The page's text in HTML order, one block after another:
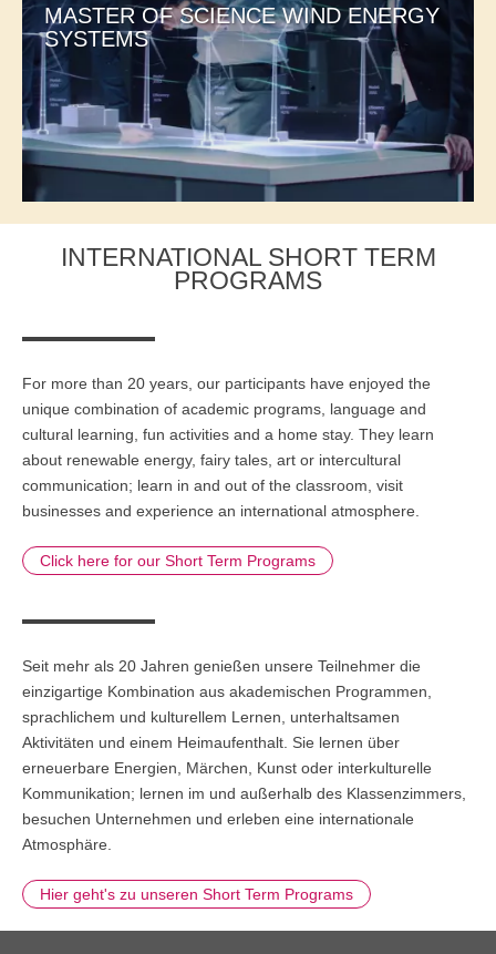
Anmelden Übersicht
Innovation & Entrepreneurship
Anmelden Übersicht
Planung des ÖPNV
Übersicht
Organisation, Wettbewerb und Recht im ÖPNV
Übersicht
Planung, Betrieb und Steuerung von Produktions- und
Logistiksystemen
Übersicht
Qualitätsmanagement in Entwicklung, Planung, Produktion und
Informationsmanagement in Produktion und Logistik
Studienprogramme Energie-Bauen-Umwelt
Übersicht
MASTER OF SCIENCE WIND ENERGY
SYSTEMS
INTERNATIONAL SHORT TERM
PROGRAMS
For more than 20 years, our participants have enjoyed the
unique combination of academic programs, language and
cultural learning, fun activities and a home stay. They learn
about renewable energy, fairy tales, art or intercultural
communication; learn in and out of the classroom, visit
businesses and experience an international atmosphere.
Click here for our Short Term Programs
Seit mehr als 20 Jahren genießen unsere Teilnehmer die
einzigartige Kombination aus akademischen Programmen,
sprachlichem und kulturellem Lernen, unterhaltsamen
Aktivitäten und einem Heimaufenthalt. Sie lernen über
erneuerbare Energien, Märchen, Kunst oder interkulturelle
Kommunikation; lernen im und außerhalb des Klassenzimmers,
besuchen Unternehmen und erleben eine internationale
Atmosphäre.
Hier geht's zu unseren Short Term Programs